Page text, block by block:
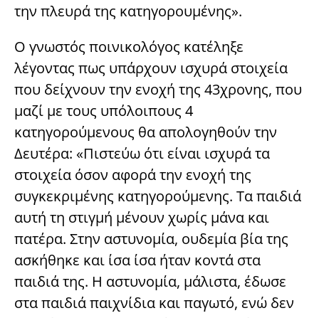
την πλευρά της κατηγορουμένης».
Ο γνωστός ποινικολόγος κατέληξε
λέγοντας πως υπάρχουν ισχυρά στοιχεία
που δείχνουν την ενοχή της 43χρονης, που
μαζί με τους υπόλοιπους 4
κατηγορούμενους θα απολογηθούν την
Δευτέρα: «Πιστεύω ότι είναι ισχυρά τα
στοιχεία όσον αφορά την ενοχή της
συγκεκριμένης κατηγορούμενης. Τα παιδιά
αυτή τη στιγμή μένουν χωρίς μάνα και
πατέρα. Στην αστυνομία, ουδεμία βία της
ασκήθηκε και ίσα ίσα ήταν κοντά στα
παιδιά της. Η αστυνομία, μάλιστα, έδωσε
στα παιδιά παιχνίδια και παγωτό, ενώ δεν